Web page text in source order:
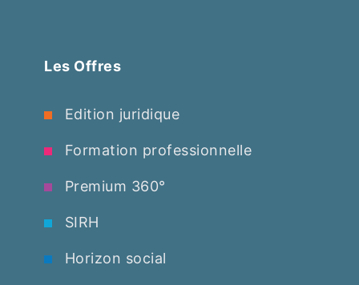
Les Offres
Edition juridique
Formation professionnelle
Premium 360°
SIRH
Horizon social